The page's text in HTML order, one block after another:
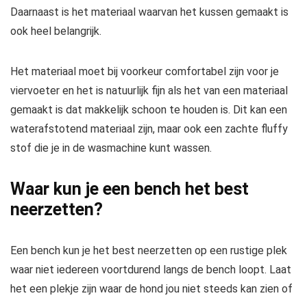
Daarnaast is het materiaal waarvan het kussen gemaakt is
ook heel belangrijk.
Het materiaal moet bij voorkeur comfortabel zijn voor je
viervoeter en het is natuurlijk fijn als het van een materiaal
gemaakt is dat makkelijk schoon te houden is. Dit kan een
waterafstotend materiaal zijn, maar ook een zachte fluffy
stof die je in de wasmachine kunt wassen.
Waar kun je een bench het best
neerzetten?
Een bench kun je het best neerzetten op een rustige plek
waar niet iedereen voortdurend langs de bench loopt. Laat
het een plekje zijn waar de hond jou niet steeds kan zien of